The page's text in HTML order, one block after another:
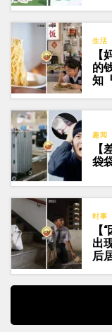
生活
【
的
知
趣闻
【
袋
时事
【
出
后